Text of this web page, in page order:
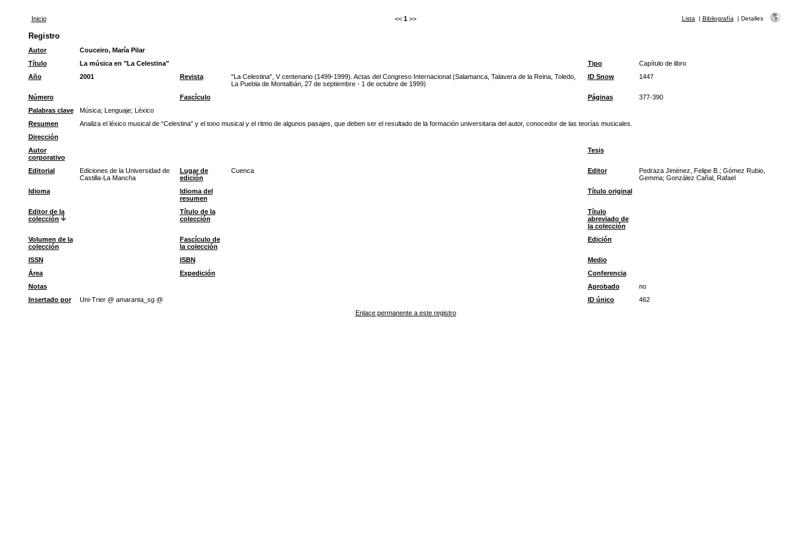
Inicio << 1 >> Lista | Bibliografía | Detalles
Registro
Autor
Couceiro, María Pilar
Título
La música en "La Celestina" Tipo
Capítulo de libro
Año
2001 Revista
"La Celestina", V centenario (1499-1999). Actas del Congreso Internacional (Salamanca, Talavera de la Reina, Toledo,
La Puebla de Montalbán, 27 de septiembre - 1 de octubre de 1999)
ID Snow 1447
Número Fascículo Páginas
377-390
Palabras clave
Música; Lenguaje; Léxico
Resumen
Analiza el léxico musical de “Celestina” y el tono musical y el ritmo de algunos pasajes, que deben ser el resultado de la formación universitaria del autor, conocedor de las teorías musicales.
Dirección
Autor
corporativo
Tesis
Editorial
Ediciones de la Universidad de
Castilla-La Mancha
Lugar de
edición
Cuenca Editor
Pedraza Jiménez, Felipe B.; Gómez Rubio,
Gemma; González Cañal, Rafael
Idioma
Idioma del
resumen
Título original
Editor de la
colección
Título de la
colección
Título
abreviado de
la colección
Volumen de la
colección
Fascículo de
la colección
Edición
ISSN ISBN
Medio
Área
Expedición
Conferencia
Notas
Aprobado
no
Insertado por
Uni-Trier @ amaranta_sg @ ID único
462
Enlace permanente a este registro